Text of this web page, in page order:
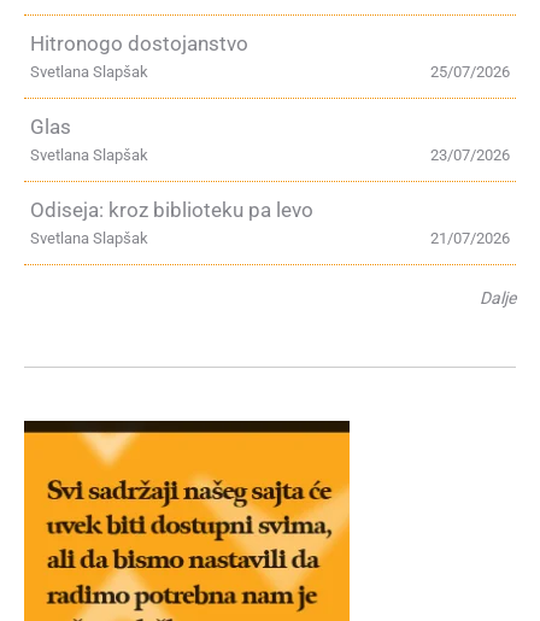
Hitronogo dostojanstvo
25/07/2026
Svetlana Slapšak
Glas
23/07/2026
Svetlana Slapšak
Odiseja: kroz biblioteku pa levo
21/07/2026
Svetlana Slapšak
Dalje